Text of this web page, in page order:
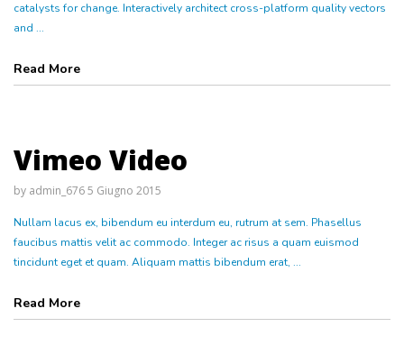
catalysts for change. Interactively architect cross-platform quality vectors
and ...
Read More
Vimeo Video
by admin_6765 Giugno 2015
Nullam lacus ex, bibendum eu interdum eu, rutrum at sem. Phasellus
faucibus mattis velit ac commodo. Integer ac risus a quam euismod
tincidunt eget et quam. Aliquam mattis bibendum erat, ...
Read More